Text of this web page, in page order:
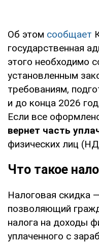
Об этом сообщает
государственная
этого необходимо
установленным
требованиям,
и до конца 2026
Если все
вернет часть
физических лиц
Что такое
Налоговая скидка
позволяющий
налога на доходы
уплаченного с